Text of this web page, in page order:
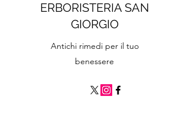
ERBORISTERIA SAN
GIORGIO
Antichi rimedi per il tuo
benessere